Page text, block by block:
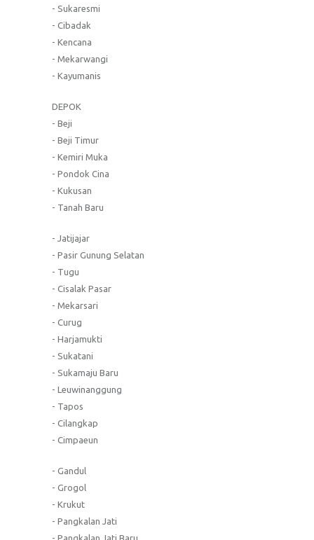
- Sukaresmi
- Cibadak
- Kencana
- Mekarwangi
- Kayumanis
DEPOK
- Beji
- Beji Timur
- Kemiri Muka
- Pondok Cina
- Kukusan
- Tanah Baru
- Jatijajar
- Pasir Gunung Selatan
- Tugu
- Cisalak Pasar
- Mekarsari
- Curug
- Harjamukti
- Sukatani
- Sukamaju Baru
- Leuwinanggung
- Tapos
- Cilangkap
- Cimpaeun
- Gandul
- Grogol
- Krukut
- Pangkalan Jati
- Pangkalan Jati Baru